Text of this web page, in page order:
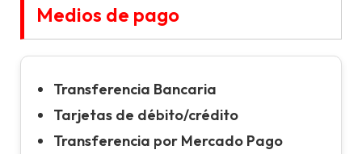
Medios de pago
Transferencia Bancaria
Tarjetas de débito/crédito
Transferencia por Mercado Pago